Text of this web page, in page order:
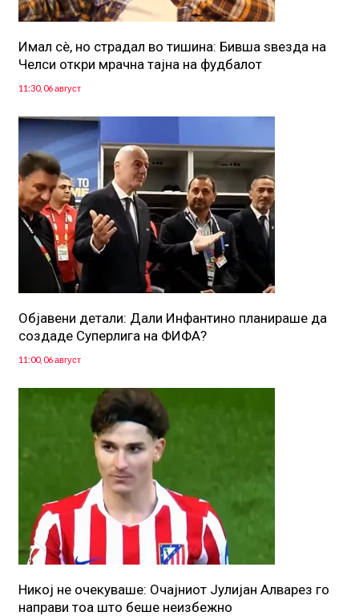
Имал сè, но страдал во тишина: Бивша ѕвезда на
Челси откри мрачна тајна на фудбалот
11:30, 06 август
Објавени детали: Дали Инфантино планираше да
создаде Суперлига на ФИФА?
11:00, 06 август
Никој не очекуваше: Очајниот Јулијан Алварез го
направи тоа што беше неизбежно